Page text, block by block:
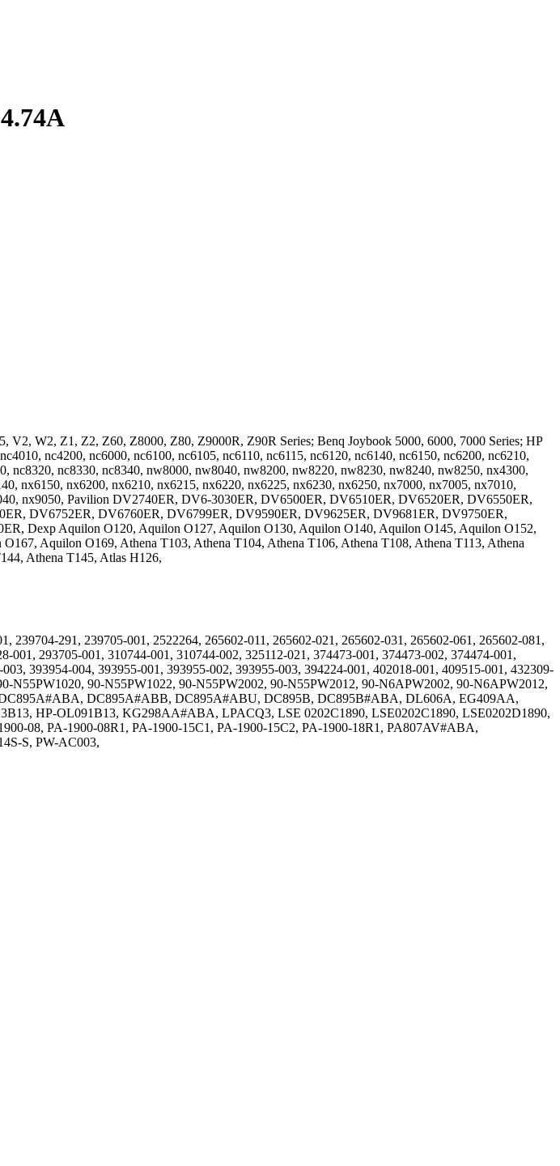
W2, Z1, Z2, Z60, Z8000, Z80, Z9000R, Z90R Series; Benq Joybook 5000, 6000, 7000 Series; HP
nc4200, nc6000, nc6100, nc6105, nc6110, nc6115, nc6120, nc6140, nc6150, nc6200, nc6210,
nc8320, nc8330, nc8340, nw8000, nw8040, nw8200, nw8220, nw8230, nw8240, nw8250, nx4300,
nx6150, nx6200, nx6210, nx6215, nx6220, nx6225, nx6230, nx6250, nx7000, nx7005, nx7010,
nx9050, Pavilion DV2740ER, DV6-3030ER, DV6500ER, DV6510ER, DV6520ER, DV6550ER,
DV6752ER, DV6760ER, DV6799ER, DV9590ER, DV9625ER, DV9681ER, DV9750ER,
Dexp Aquilon O120, Aquilon O127, Aquilon O130, Aquilon O140, Aquilon O145, Aquilon O152,
Aquilon O169, Athena T103, Athena T104, Athena T106, Athena T108, Athena T113, Athena
Athena T145, Atlas H126,
291, 239705-001, 2522264, 265602-011, 265602-021, 265602-031, 265602-061, 265602-081,
293705-001, 310744-001, 310744-002, 325112-021, 374473-001, 374473-002, 374474-001,
393954-004, 393955-001, 393955-002, 393955-003, 394224-001, 402018-001, 409515-001, 432309-
N55PW1020, 90-N55PW1022, 90-N55PW2002, 90-N55PW2012, 90-N6APW2002, 90-N6APW2012,
DC895A#ABB, DC895A#ABU, DC895B, DC895B#ABA, DL606A, EG409AA,
HP-OL091B13, KG298AA#ABA, LPACQ3, LSE 0202C1890, LSE0202C1890, LSE0202D1890,
08, PA-1900-08R1, PA-1900-15C1, PA-1900-15C2, PA-1900-18R1, PA807AV#ABA,
S, PW-AC003,